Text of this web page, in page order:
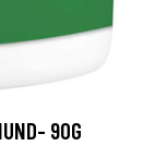
90G